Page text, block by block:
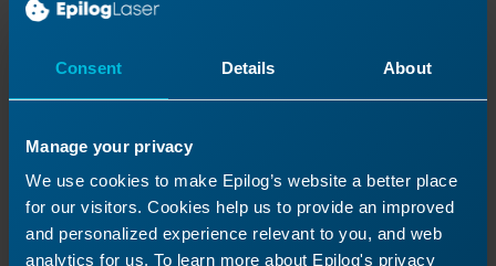
Consent Details About
Manage your privacy
We use cookies to make Epilog’s website a better place
for our visitors. Cookies help us to provide an improved
and personalized experience relevant to you, and web
analytics for us. To learn more about Epilog's privacy